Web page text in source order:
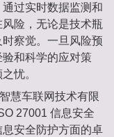
过实时数据监测和
险，无论是技术瓶
察觉。一旦风险预
和科学的应对策
忧。
慧车联网技术有限
27001 信息安全
安全防护方面的卓